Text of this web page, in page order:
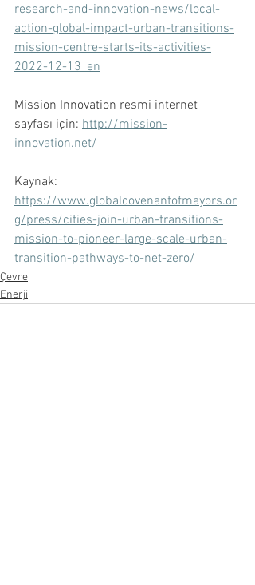
research-and-innovation-news/local-
action-global-impact-urban-transitions-
mission-centre-starts-its-activities-
2022-12-13_en
Mission Innovation resmi internet
sayfası için: http://mission-
innovation.net/
Kaynak:
https://www.globalcovenantofmayors.or
g/press/cities-join-urban-transitions-
mission-to-pioneer-large-scale-urban-
transition-pathways-to-net-zero/
Çevre
Enerji